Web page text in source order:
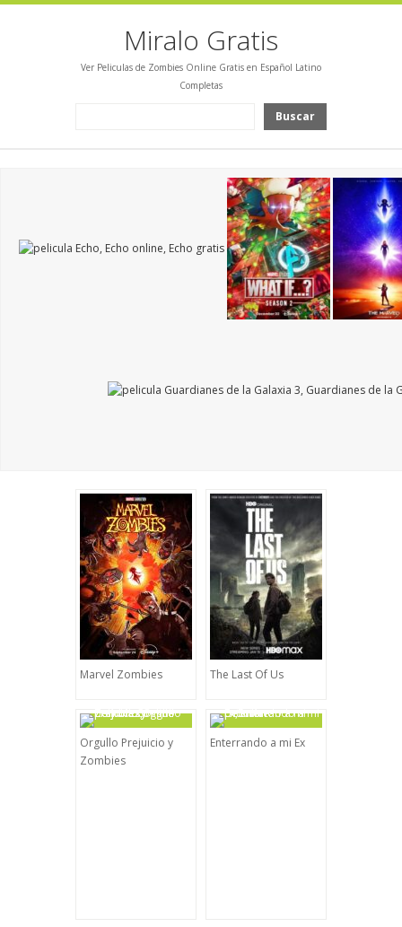
Miralo Gratis
Ver Peliculas de Zombies Online Gratis en Español Latino
Completas
Buscar
Marvel Zombies The Last Of Us
Orgullo Prejuicio y
Zombies
Enterrando a mi Ex